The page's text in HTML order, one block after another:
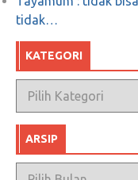
tidak…
KATEGORI
Kategori
ARSIP
Arsip